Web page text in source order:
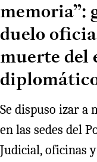
memoria”:
duelo
muerte del
Se dispuso izar a
en las sedes del
Judicial, oficinas